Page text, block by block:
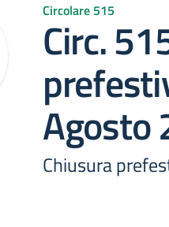
Circolare 515
Circ.
Agosto
Chiusura